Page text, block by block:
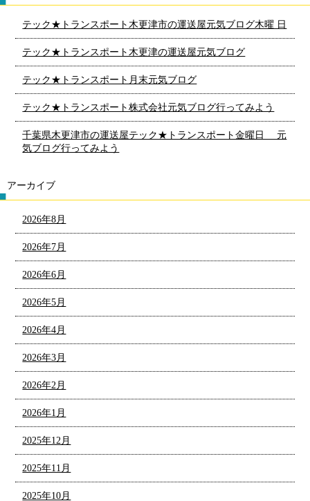
テック★トランスポート木更津市の運送屋元気ブログ木曜 日
テック★トランスポート木更津の運送屋元気ブログ
テック★トランスポート月末元気ブログ
テック★トランスポート株式会社元気ブログ行ってみよう
千葉県木更津市の運送屋テック★トランスポート金曜日 元
気ブログ行ってみよう
アーカイブ
2026年8月
2026年7月
2026年6月
2026年5月
2026年4月
2026年3月
2026年2月
2026年1月
2025年12月
2025年11月
2025年10月